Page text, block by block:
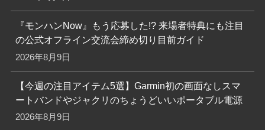
『モンハンNow』もう応募した!? 来場者特典にも注目
の公式オフライン交流会締め切り目前ガイド
2026年8月9日
【今週の注目アイテム5選】Garmin初の画面なしスマ
ートバンドやジャクリのちょうどいいポータブル電源
2026年8月9日